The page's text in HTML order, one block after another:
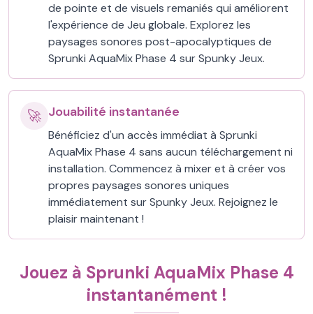
de pointe et de visuels remaniés qui améliorent
l'expérience de Jeu globale. Explorez les
paysages sonores post-apocalyptiques de
Sprunki AquaMix Phase 4 sur Spunky Jeux.
🚀 Jouabilité instantanée
Bénéficiez d'un accès immédiat à Sprunki
AquaMix Phase 4 sans aucun téléchargement ni
installation. Commencez à mixer et à créer vos
propres paysages sonores uniques
immédiatement sur Spunky Jeux. Rejoignez le
plaisir maintenant !
Jouez à Sprunki AquaMix Phase 4
instantanément !